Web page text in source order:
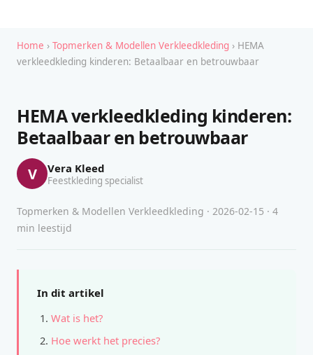
Home › Topmerken & Modellen Verkleedkleding › HEMA
verkleedkleding kinderen: Betaalbaar en betrouwbaar
HEMA verkleedkleding kinderen:
Betaalbaar en betrouwbaar
V Vera Kleed
Feestkleding specialist
Topmerken & Modellen Verkleedkleding · 2026-02-15 · 4
min leestijd
In dit artikel
Wat is het?
Hoe werkt het precies?